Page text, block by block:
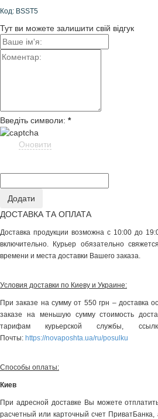
Код: BSST5
Тут ви можете залишити свій відгук
Введіть символи: *
Оновити
ДОСТАВКА ТА ОПЛАТА
Доставка продукции возможна с 10:00 до
включительно. Курьер обязательно
времени и места доставки Вашего заказа.
Условия доставки по Киеву и Украине:
При заказе на сумму от 550 грн – доставка
заказе на меньшую сумму стоимость
тарифам курьерской службы,
Почты: https://novaposhta.ua/ru/posulku
Способы оплаты:
Киев
При адресной доставке Вы можете
расчетный или карточный счет